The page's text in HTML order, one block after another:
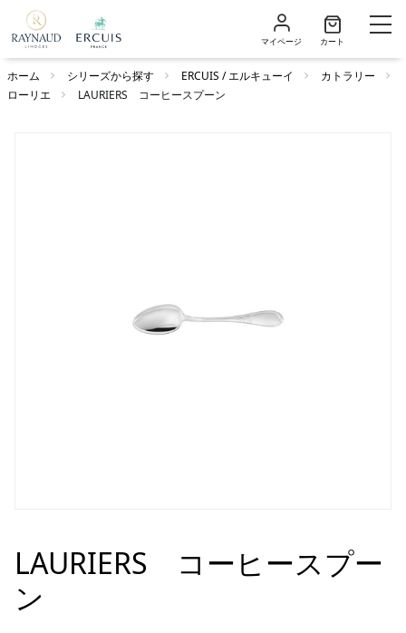
マイページ カート
ホーム シリーズから探す ERCUIS / エルキューイ
カトラリー
ローリエ
LAURIERS コーヒースプーン
LAURIERS コーヒースプー
ン